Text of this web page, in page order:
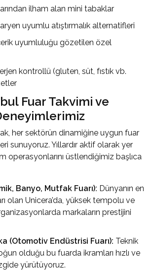
ilham alan mini tabaklar
uyumlu atıştırmalık alternatifleri
uyumluluğu gözetilen özel
kontrollü (gluten, süt, fıstık vb.
Fuar Takvimi ve
her sektörün dinamiğine uygun fuar
sunuyoruz. Yıllardır aktif olarak yer
operasyonlarını üstlendiğimiz başlıca
Banyo, Mutfak Fuarı): Dünyanın en
olan Unicera’da, yüksek tempolu ve
markaların prestijini
(Otomotiv Endüstrisi Fuarı): Teknik
olduğu bu fuarda ikramları hızlı ve
yürütüyoruz.